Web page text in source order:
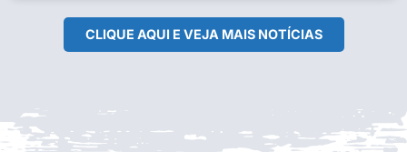
CLIQUE AQUI E VEJA MAIS NOTÍCIAS